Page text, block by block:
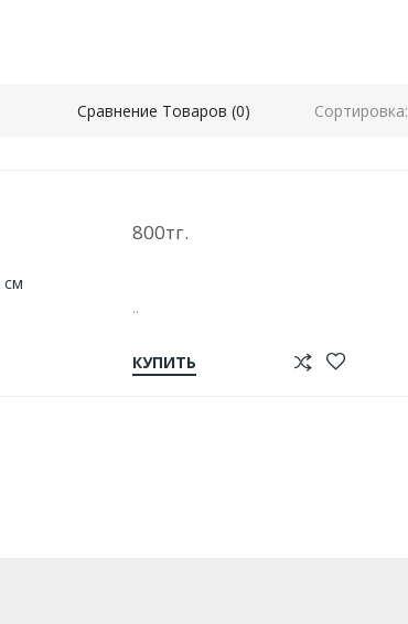
Сравнение Товаров (0) Сортировка:
800тг.
..
КУПИТЬ